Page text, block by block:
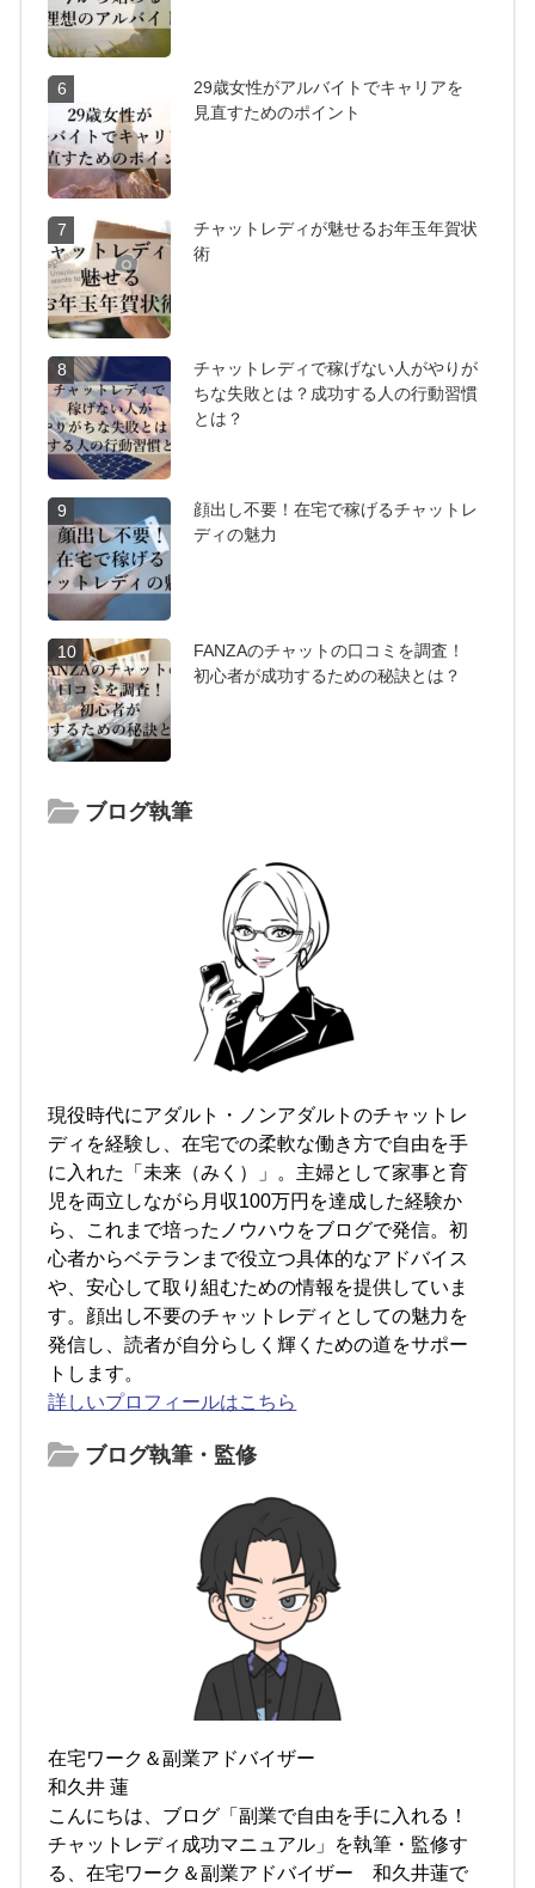
6
29歳女性がアルバイトでキャリアを
見直すためのポイント
7
チャットレディが魅せるお年玉年賀状
術
8
チャットレディで稼げない人がやりが
ちな失敗とは？成功する人の行動習慣
とは？
9
顔出し不要！在宅で稼げるチャットレ
ディの魅力
10
FANZAのチャットの口コミを調査！
初心者が成功するための秘訣とは？
ブログ執筆
現役時代にアダルト・ノンアダルトのチャットレ
ディを経験し、在宅での柔軟な働き方で自由を手
に入れた「未来（みく）」。主婦として家事と育
児を両立しながら月収100万円を達成した経験か
ら、これまで培ったノウハウをブログで発信。初
心者からベテランまで役立つ具体的なアドバイス
や、安心して取り組むための情報を提供していま
す。顔出し不要のチャットレディとしての魅力を
発信し、読者が自分らしく輝くための道をサポー
トします。
詳しいプロフィールはこちら
ブログ執筆・監修
在宅ワーク＆副業アドバイザー
和久井 蓮
こんにちは、ブログ「副業で自由を手に入れる！
チャットレディ成功マニュアル」を執筆・監修す
る、在宅ワーク＆副業アドバイザー 和久井蓮で